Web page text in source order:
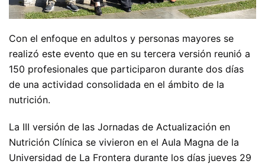
Con el enfoque en adultos y personas mayores se
realizó este evento que en su tercera versión reunió a
150 profesionales que participaron durante dos días
de una actividad consolidada en el ámbito de la
nutrición.
La III versión de las Jornadas de Actualización en
Nutrición Clínica se vivieron en el Aula Magna de la
Universidad de La Frontera durante los días jueves 29